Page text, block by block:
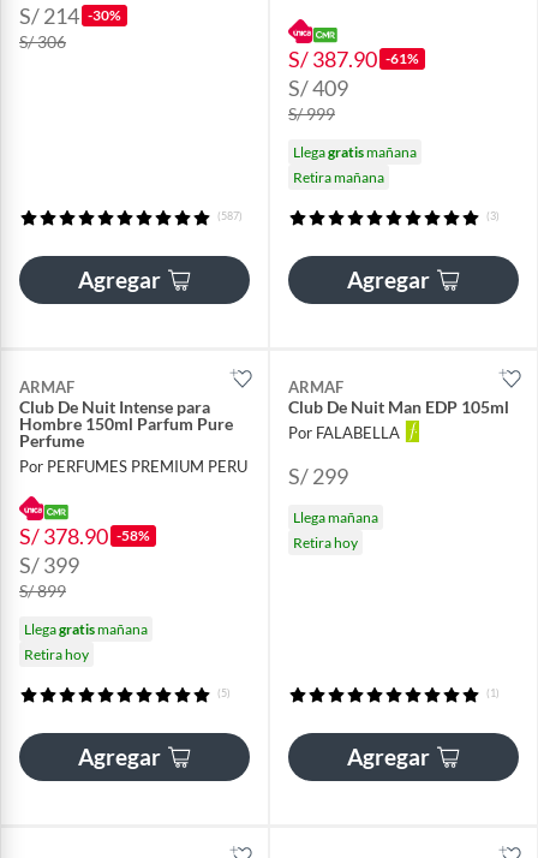
S/ 214 -30%
S/ 306
(587)
Agregar
S/ 387.90 -61%
S/ 409
S/ 999
Llegagratismañana
Retira mañana
(3)
Agregar
ARMAF
Club De Nuit Intense para
Hombre 150ml Parfum Pure
Perfume
Por PERFUMES PREMIUM PERU
S/ 378.90 -58%
S/ 399
S/ 899
Llegagratismañana
Retira hoy
(5)
Agregar
ARMAF
Club De Nuit Man EDP 105ml
Por FALABELLA
S/ 299
Llega mañana
Retira hoy
(1)
Agregar